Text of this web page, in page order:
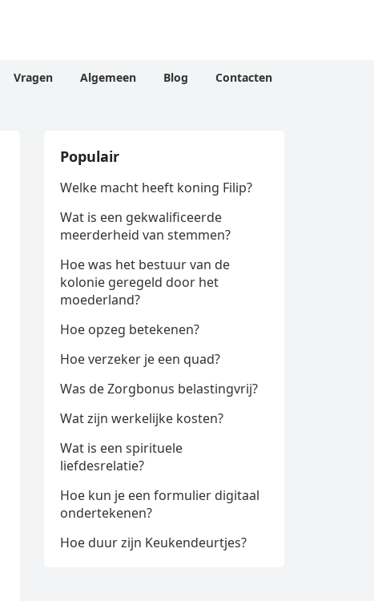
Vragen Algemeen Blog Contacten
Populair
Welke macht heeft koning Filip?
Wat is een gekwalificeerde
meerderheid van stemmen?
Hoe was het bestuur van de
kolonie geregeld door het
moederland?
Hoe opzeg betekenen?
Hoe verzeker je een quad?
Was de Zorgbonus belastingvrij?
Wat zijn werkelijke kosten?
Wat is een spirituele
liefdesrelatie?
Hoe kun je een formulier digitaal
ondertekenen?
Hoe duur zijn Keukendeurtjes?